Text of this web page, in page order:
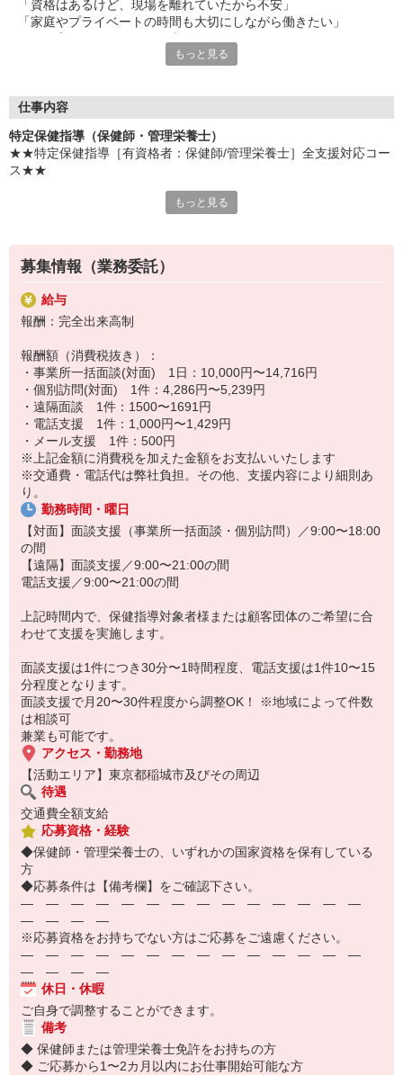
「資格はあるけど、現場を離れていたから不安」
「家庭やプライベートの時間も大切にしながら働きたい」
きます。
ランクのある方でも安心してお仕事をしていただけます！
資格を活かして、人に寄り添い、健康を支援していくお仕事なの
で、きっとやりがいを感じることができますよ！
あなたも新しいお仕事をスタートしてみませんか？
もっと見る
仕事内容
特定保健指導（保健師・管理栄養士）
★★特定保健指導［有資格者：保健師/管理栄養士］全支援対応コー
ス★★
健指導を行っていただきます。
■事業所一括面談
指定の会場またはオンラインで半日または終日、保健指導を実施
■個別訪問面談
対象者と相談のうえ日程を決め、訪問またはオンラインで保健指導
■電話メール支援
継続支援として、対象者が指定する時間帯にお電話、または対象者
が入力した記録を元にレポートをまとめてメールにて保健指導を実
◎◎ お仕事の流れ ◎◎
専用システムを通してお仕事を依頼。
↓
対応可能なお仕事を返信
↓
個別面談の場合は対象の方へアポイント取得。
（事業所一括面談は予め日時が決まっています）
当日に面談を実施
報告書を作成。提出。
もっと見る
募集情報（業務委託）
給与
報酬：完全出来高制
報酬額（消費税抜き）：
・事業所一括面談(対面) 1日：10,000円〜14,716円
・個別訪問(対面) 1件：4,286円〜5,239円
・遠隔面談 1件：1500〜1691円
・電話支援 1件：1,000円〜1,429円
・メール支援 1件：500円
※上記金額に消費税を加えた金額をお支払いいたします
※交通費・電話代は弊社負担。その他、支援内容により細則あ
り。
勤務時間・曜日
【対面】面談支援（事業所一括面談・個別訪問）／9:00〜18:00
の間
【遠隔】面談支援／9:00〜21:00の間
電話支援／9:00〜21:00の間
上記時間内で、保健指導対象者様または顧客団体のご希望に合
わせて支援を実施します。
面談支援は1件につき30分〜1時間程度、電話支援は1件10〜15
分程度となります。
面談支援で月20〜30件程度から調整OK！ ※地域によって件数
は相談可
兼業も可能です。
アクセス・勤務地
【活動エリア】東京都稲城市及びその周辺
待遇
交通費全額支給
応募資格・経験
◆保健師・管理栄養士の、いずれかの国家資格を保有している
方
◆応募条件は【備考欄】をご確認下さい。
― ― ― ― ― ― ― ― ― ― ― ― ― ―
― ― ― ―
※応募資格をお持ちでない方はご応募をご遠慮ください。
― ― ― ― ― ― ― ― ― ― ― ― ― ―
― ― ― ―
休日・休暇
ご自身で調整することができます。
備考
◆ 保健師または管理栄養士免許をお持ちの方
◆ ご応募から1〜2カ月以内にお仕事開始可能な方